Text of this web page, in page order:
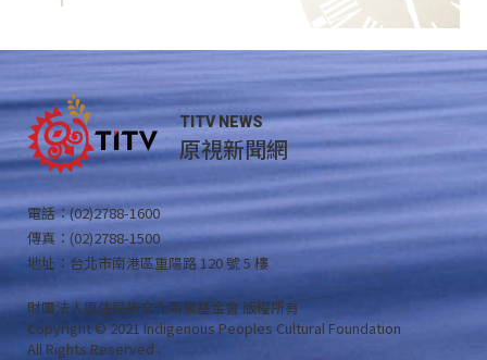
TITV NEWS
原視新聞網
電話：(02)2788-1600
傳真：(02)2788-1500
地址：台北市南港區重陽路 120 號 5 樓
財團法人原住民族文化事業基金會 版權所有
Copyright © 2021 Indigenous Peoples Cultural Foundation
All Rights Reserved .